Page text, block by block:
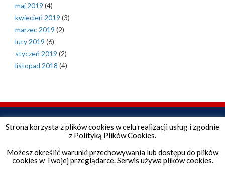
maj 2019 (4)
kwiecień 2019 (3)
marzec 2019 (2)
luty 2019 (6)
styczeń 2019 (2)
listopad 2018 (4)
Strona korzysta z plików cookies w celu realizacji usług i zgodnie
z Polityką Plików Cookies.
Możesz określić warunki przechowywania lub dostępu do plików
cookies w Twojej przeglądarce. Serwis używa plików cookies.